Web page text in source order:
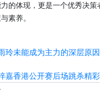
的体现，更是一个优秀决策
素养。
玲未能成为主力的深层原
嘉香港公开赛后场跳杀精